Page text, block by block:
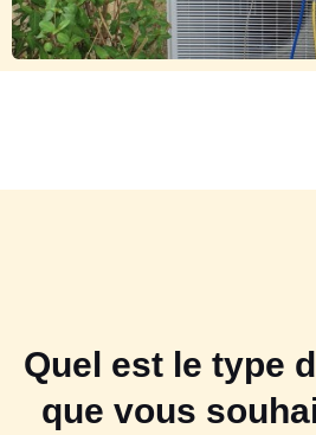
Quel est le type
que vous